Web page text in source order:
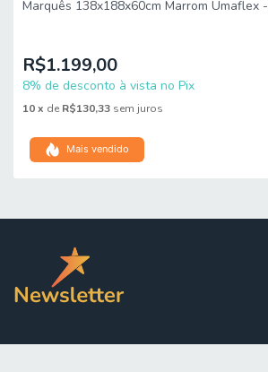
Marquês 138x188x60cm Marrom Umaflex -
R$1.199,00
8% de desconto à vista no Pix
10x de R$130,33 sem juros
Mais vendido